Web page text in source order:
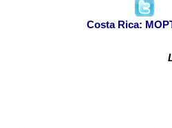
Costa Rica: